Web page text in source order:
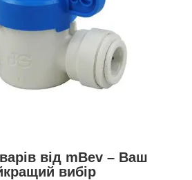
від mBev – Ваш
вибір